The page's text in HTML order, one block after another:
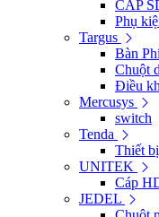
CÁP
Phụ
Targus
Bàn
Chuột
Điều
Mercusys
switch
Tenda
Thiết
UNITEK
Cáp
JEDEL